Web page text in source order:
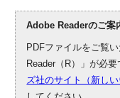
Adobe Readerのご案
PDFファイルをご覧
Reader（R）」が必
ズ社のサイト（新し